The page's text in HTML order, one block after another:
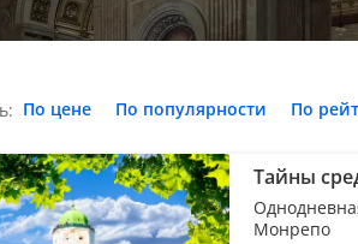
По цене По популярности По
Тайны
Монрепо